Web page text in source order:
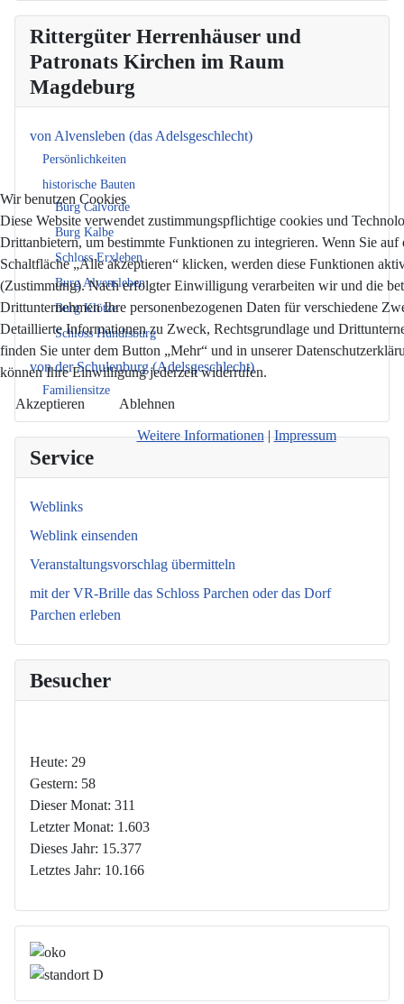
Rittergüter Herrenhäuser und
Patronats Kirchen im Raum
Magdeburg
von Alvensleben (das Adelsgeschlecht)
Persönlichkeiten
historische Bauten
Burg Calvörde
Burg Kalbe
Schloss Erxleben
Burg Alvensleben
Burg Klötze
Schloss Hundisburg
von der Schulenburg (Adelsgeschlecht)
Familiensitze
Service
Weblinks
Weblink einsenden
Veranstaltungsvorschlag übermitteln
mit der VR-Brille das Schloss Parchen oder das Dorf
Parchen erleben
Besucher
Heute: 29
Gestern: 58
Dieser Monat: 311
Letzter Monat: 1.603
Dieses Jahr: 15.377
Letztes Jahr: 10.166
Wir benutzen Cookies
Diese Website verwendet zustimmungspflichtige cookies und
Drittanbietern, um bestimmte Funktionen zu integrieren. Wenn Sie auf
Schaltfläche „Alle akzeptieren“ klicken, werden diese Funktionen
(Zustimmung). Nach erfolgter Einwilligung verarbeiten wir und die
Drittunternehmen Ihre personenbezogenen Daten für verschiedene
Detaillierte Informationen zu Zweck, Rechtsgrundlage und
finden Sie unter dem Button „Mehr“ und in unserer
können Ihre Einwilligung jederzeit widerrufen.
Akzeptieren Ablehnen
Weitere Informationen|Impressum